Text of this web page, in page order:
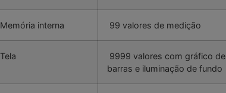
Memória interna 99 valores de medição
Tela
9999 valores com gráfico de
barras e iluminação de fundo